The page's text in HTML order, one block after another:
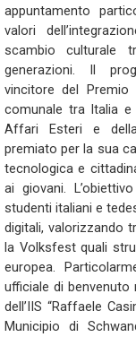
appuntamento
valori
scambio culturale
generazioni. Il
vincitore del Premio
comunale tra Italia e
Affari Esteri e
premiato per la sua
tecnologica e
ai giovani.
studenti italiani e
digitali, valorizzando
la Volksfest quali
europea.
ufficiale di
dell’IIS “Raffaele
Municipio di